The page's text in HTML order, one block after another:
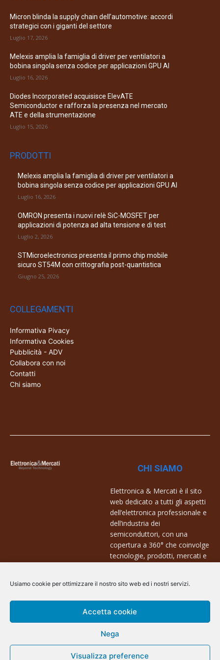
Usiamo cookie per ottimizzare il nostro sito web ed i nostri servizi.
Accetta cookie
Nega
Visualizza preference
Micron blinda la supply chain dell’automotive: accordi
strategici con i giganti del settore
Luglio 17, 2026
Melexis amplia la famiglia di driver per ventilatori a
bobina singola senza codice per applicazioni GPU AI
Luglio 16, 2026
Diodes Incorporated acquisisce ElevATE
Semiconductor e rafforza la presenza nel mercato
ATE e della strumentazione
Luglio 15, 2026
PRODOTTI
Melexis amplia la famiglia di driver per ventilatori a
bobina singola senza codice per applicazioni GPU AI
Luglio 16, 2026
OMRON presenta i nuovi relè SiC-MOSFET per
applicazioni di potenza ad alta tensione e di test
Luglio 2, 2026
STMicroelectronics presenta il primo chip mobile
sicuro ST54M con crittografia post-quantistica
Giugno 25, 2026
COLLEGAMENTI
Informativa Pivacy
Informativa Cookies
Pubblicità - ADV
Collabora con noi
Contatti
Chi siamo
CHI SIAMO
Elettronica & Mercati è il sito
web dedicato a tutti gli aspetti
dell’elettronica professionale e
dell’industria dei
semiconduttori, con una
copertura a 360° che coinvolge
tecnologie, prodotti, mercati e
Contatti:
info@arscommunication.it
@ArsCommunication 2023